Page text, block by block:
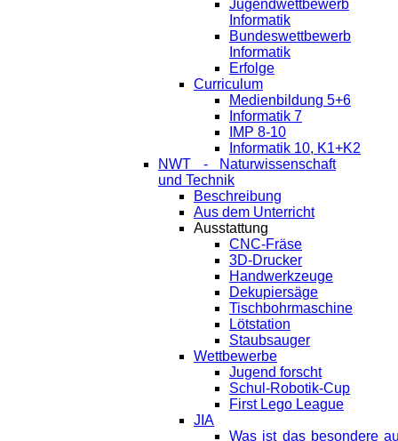
Jugendwettbewerb
Informatik
Bundeswettbewerb
Informatik
Erfolge
Curriculum
Medienbildung 5+6
Informatik 7
IMP 8-10
Informatik 10, K1+K2
NWT - Naturwissenschaft
und Technik
Beschreibung
Aus dem Unterricht
Ausstattung
CNC-Fräse
3D-Drucker
Handwerkzeuge
Dekupiersäge
Tischbohrmaschine
Lötstation
Staubsauger
Wettbewerbe
Jugend forscht
Schul-Robotik-Cup
First Lego League
JIA
Was ist das besondere